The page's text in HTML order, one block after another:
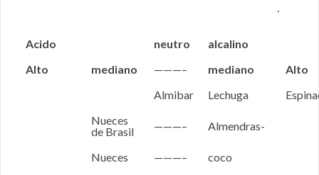
.
Acido neutro
alcalino
Alto
mediano ———– mediano
Alto
Almibar
Lechuga
Nueces
de Brasil
———– Almendras-
Nueces ———–
coco